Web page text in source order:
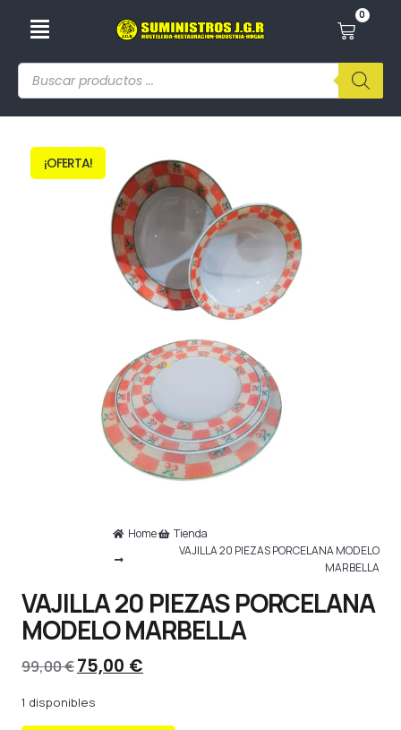
0
¡OFERTA!
Home
Tienda
VAJILLA 20 PIEZAS PORCELANA MODELO
MARBELLA
VAJILLA 20 PIEZAS PORCELANA
MODELO MARBELLA
99,00€75,00 €
1 disponibles